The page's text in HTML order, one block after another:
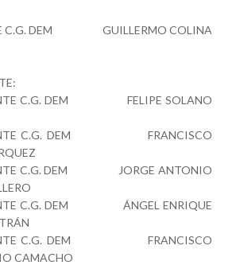
C.G. DEM GUILLERMO COLINA
C.G. DEM FELIPE SOLANO
C.G. DEM FRANCISCO
C.G. DEM JORGE ANTONIO
C.G. DEM ÁNGEL ENRIQUE
C.G. DEM FRANCISCO
CAMACHO